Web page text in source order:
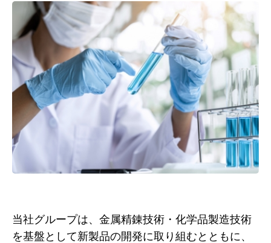
当社グループは、金属精錬技術・化学品製造技術
を基盤として新製品の開発に取り組むとともに、